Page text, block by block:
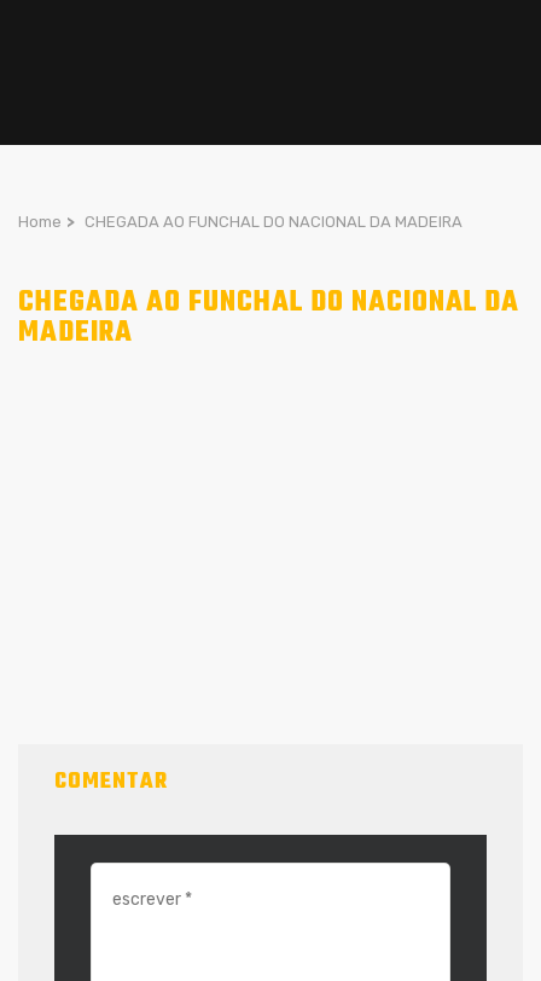
Home > CHEGADA AO FUNCHAL DO NACIONAL DA MADEIRA
CHEGADA AO FUNCHAL DO NACIONAL DA
MADEIRA
COMENTAR